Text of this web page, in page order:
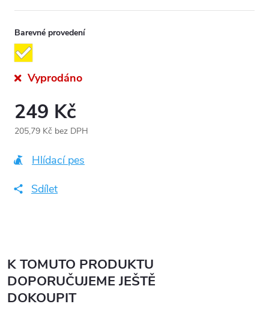
Barevné provedení
Vyprodáno
249 Kč
205,79 Kč bez DPH
cena:Hlídací pes
Sdílet
K TOMUTO PRODUKTU
DOPORUČUJEME JEŠTĚ
DOKOUPIT